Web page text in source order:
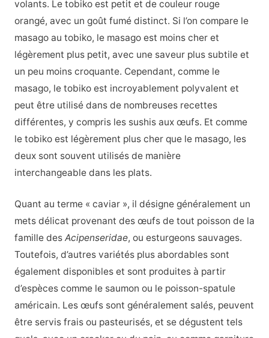
volants. Le tobiko est petit et de couleur rouge
orangé, avec un goût fumé distinct. Si l’on compare le
masago au tobiko, le masago est moins cher et
légèrement plus petit, avec une saveur plus subtile et
un peu moins croquante. Cependant, comme le
masago, le tobiko est incroyablement polyvalent et
peut être utilisé dans de nombreuses recettes
différentes, y compris les sushis aux œufs. Et comme
le tobiko est légèrement plus cher que le masago, les
deux sont souvent utilisés de manière
interchangeable dans les plats.
Quant au terme « caviar », il désigne généralement un
mets délicat provenant des œufs de tout poisson de la
famille des Acipenseridae, ou esturgeons sauvages.
Toutefois, d’autres variétés plus abordables sont
également disponibles et sont produites à partir
d’espèces comme le saumon ou le poisson-spatule
américain. Les œufs sont généralement salés, peuvent
être servis frais ou pasteurisés, et se dégustent tels